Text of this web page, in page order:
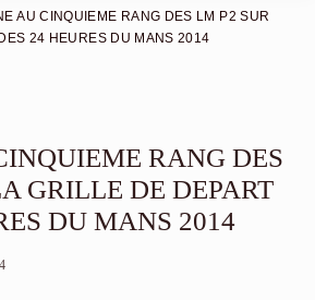
Auto
AU CINQUIEME RANG DES LM P2 SUR
24 HEURES DU MANS 2014
RANG DES
GRILLE DE DEPART
DU MANS 2014